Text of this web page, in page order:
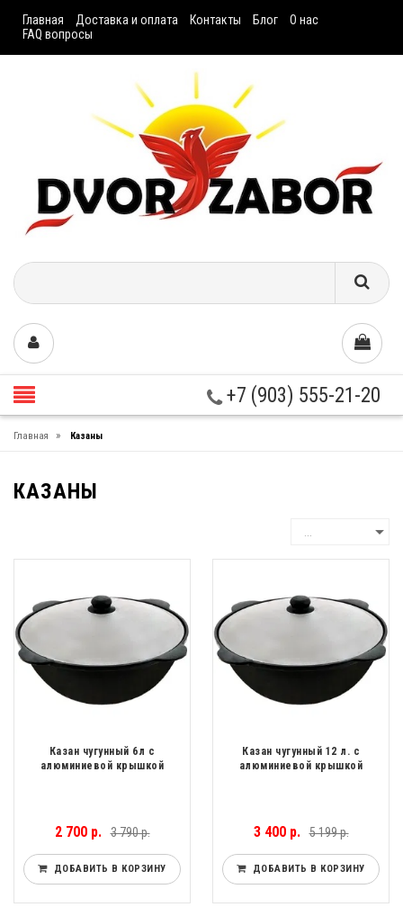
Главная Доставка и оплата Контакты Блог
О нас
FAQ вопросы
+7 (903) 555-21-20
Главная » Казаны
КАЗАНЫ
Казан чугунный 6л с
алюминиевой крышкой
2 700 р. 3 790 р.
ДОБАВИТЬ В КОРЗИНУ
Казан чугунный 12 л. с
алюминиевой крышкой
3 400 р. 5 199 р.
ДОБАВИТЬ В КОРЗИНУ